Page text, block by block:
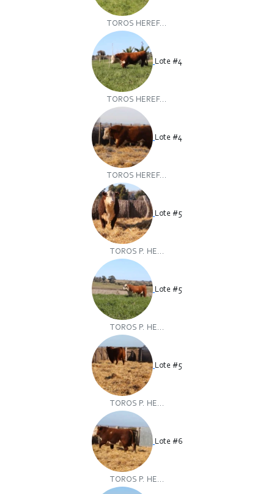
TOROS HEREF...
Lote #4
TOROS HEREF...
Lote #4
TOROS HEREF...
Lote #5
TOROS P. HE...
Lote #5
TOROS P. HE...
Lote #5
TOROS P. HE...
Lote #6
TOROS P. HE...